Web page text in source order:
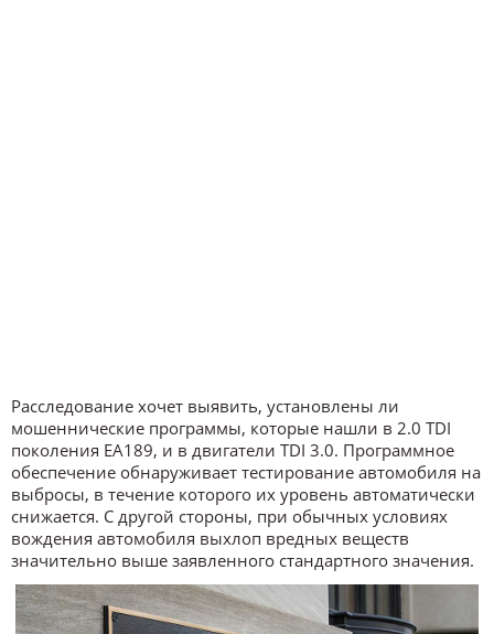
Расследование хочет выявить, установлены ли
мошеннические программы, которые нашли в 2.0 TDI
поколения EA189, и в двигатели TDI 3.0. Программное
обеспечение обнаруживает тестирование автомобиля на
выбросы, в течение которого их уровень автоматически
снижается. С другой стороны, при обычных условиях
вождения автомобиля выхлоп вредных веществ
значительно выше заявленного стандартного значения.